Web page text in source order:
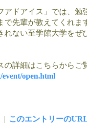
アドアイス」では、
で先輩が教えてくれま
れない至学館大学をぜ
の詳細はこちらからご
open.html
| このエントリーの